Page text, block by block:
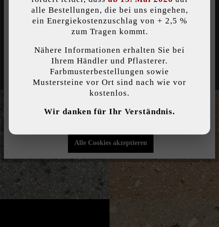
Creazzionen
Individuelle Cookies akzeptieren
Funktionalität bieten zu können...Mehr Informationen
Individuelle Einstellungen
Alle Cookies akzeptieren
alle Bestellungen, die bei uns eingehen,
ein Energiekostenzuschlag von + 2,5 %
zum Tragen kommt.
Nähere Informationen erhalten Sie bei
Ihrem Händler und Pflasterer.
Farbmusterbestellungen sowie
Mustersteine vor Ort sind nach wie vor
kostenlos.
Wir danken für Ihr Verständnis.